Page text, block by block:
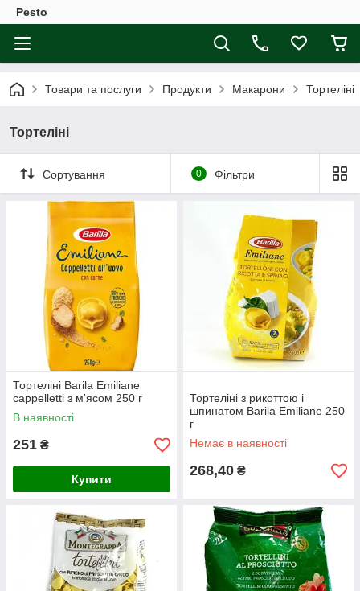
Pesto
Товари та послуги Продукти Макарони Тортеліні
Тортеліні
Сортування 0 Фільтри
Тортеліні Barila Emiliane
cappelletti з м'ясом 250 г
В наявності
251 ₴
Купити
Тортеліні з рикоттою і
шпинатом Barila Emiliane 250
г
Немає в наявності
268,40 ₴